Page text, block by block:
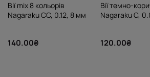
Вії mix 8 кольорів
Nagaraku CC, 0.12, 8 мм
140.00₴
Вії темно-
Nagaraku C,
120.00₴